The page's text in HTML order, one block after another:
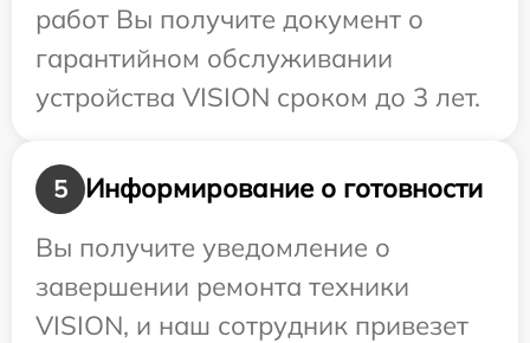
работ Вы получите документ о
гарантийном обслуживании
устройства VISION сроком до 3 лет.
5
Информирование о готовности
Вы получите уведомление о
завершении ремонта техники
VISION, и наш сотрудник привезет